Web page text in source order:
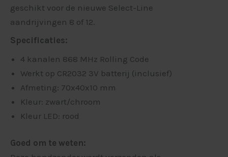
geschikt voor de nieuwe Select-Line
aandrijvingen 8 of 12.
Specificaties:
4 kanalen 868 MHz Rolling Code
Werkt op CR2032 3V batterij (inclusief)
Afmeting: 70x40x10 mm
Kleur: zwart/chroom
Kleur LED: rood
Goed om te weten: